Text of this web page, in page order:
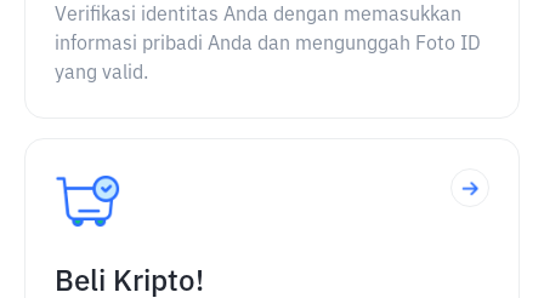
Verifikasi identitas Anda dengan memasukkan
informasi pribadi Anda dan mengunggah Foto ID
yang valid.
Beli Kripto!